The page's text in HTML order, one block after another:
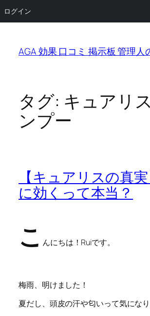
ログイン
AGA 効果 口コミ 掲示板 管理人
タグ: キュアリ
ンプー
【キュアリスの真
に効くって本当？
こ んにちは！Ruiです。
梅雨、明けました！
夏だし、頭皮の汗や匂いって気にな